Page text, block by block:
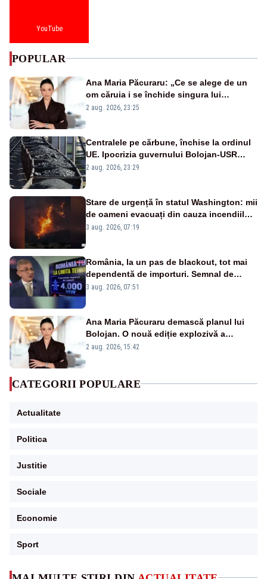
YouTube
POPULAR
Ana Maria Păcuraru: „Ce se alege de un
om căruia i se închide singura lui
portiță?”
2 aug. 2026, 23:25
Centralele pe cărbune, închise la ordinul
UE. Ipocrizia guvernului Bolojan-USR
după starea de alertă
2 aug. 2026, 23:29
Stare de urgență în statul Washington: mii
de oameni evacuați din cauza incendiilor
puternice de vegetație
3 aug. 2026, 07:19
România, la un pas de blackout, tot mai
dependentă de importuri. Semnal de
alarmă tras de un expert în energie
3 aug. 2026, 07:51
Ana Maria Păcuraru demască planul lui
Bolojan. O nouă ediție explozivă a
emisiunii „Miza Zilei” la Realitatea PLUS
2 aug. 2026, 15:42
CATEGORII POPULARE
Actualitate
Politica
Justitie
Sociale
Economie
Sport